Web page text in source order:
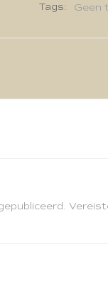
Tags:
Geen